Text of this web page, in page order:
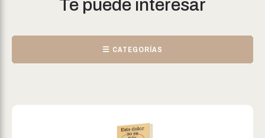
Te puede interesar
☰ CATEGORÍAS